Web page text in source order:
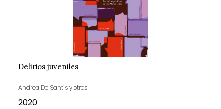
Delirios juveniles
Andrea De Santis y otros
2020